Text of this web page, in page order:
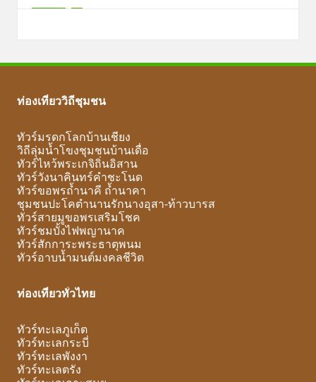
ท่องเที่ยววิถีชุมชน
ทัวร์มรดกโลกบ้านเชียง
วิถีลุ่มน้ำโขงชุมชนบ้านเดื่อ
ทัวร์ไหว้พระเกจิถิ่นอิสาน
ทัวร์วังนาคินทร์คำชะโนด
ทัวร์ขอพรถ้ำนาคี ถ้ำนาคา
ชุมชนปะโคตำนานรักนางอุสา-ท้าวบารส
ทัวร์สายมูขอพรเสริมโชค
ทัวร์ชมบั้งไฟพญานาค
ทัวร์สักการะพระธาตุพนม
ทัวร์อาบน้ำมนต์มงคลชีวิต
ท่องเที่ยวทั่วไทย
ทัวร์ทะเลภูเก็ต
ทัวร์ทะเลกระบี่
ทัวร์ทะเลพังงา
ทัวร์ทะเลตรัง